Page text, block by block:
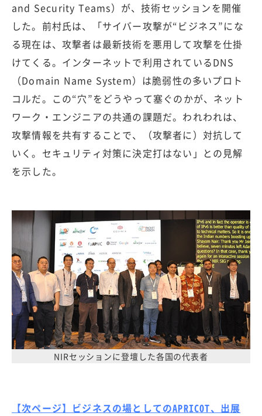
and Security Teams）が、技術セッションを開催
した。前村氏は、「サイバー攻撃が“ビジネス”にな
る現在は、攻撃者は最新技術を悪用して攻撃を仕掛
けてくる。インターネットで利用されているDNS
（Domain Name System）は脆弱性の多いプロト
コルだ。この“穴”をどうやって塞ぐのかが、ネット
ワーク・エンジニアの共通の課題だ。われわれは、
攻撃情報を共有することで、（攻撃者に）対抗して
いく。セキュリティ対策に決定打はない」との見解
を示した。
NIRセッションに登壇した各国の代表者
【次ページ】ビジネスの場としてのAPRICOT、出展